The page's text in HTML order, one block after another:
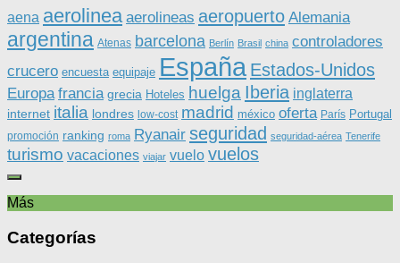
aena aerolinea aerolineas aeropuerto Alemania
argentina Atenas barcelona Berlín Brasil china controladores
crucero encuesta equipaje España Estados-Unidos
Europa francia grecia Hoteles huelga Iberia inglaterra
internet italia londres low-cost madrid méxico oferta París Portugal
promoción ranking roma Ryanair seguridad seguridad-aérea Tenerife
turismo vacaciones viajar vuelo vuelos
Más
Categorías